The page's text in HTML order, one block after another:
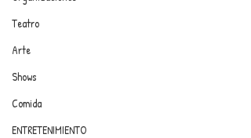
PARA MÁS INFORMACIÓN:
dinamicaseltrendytop@gmail.com
Teatro
Arte
Shows
Comida
ENTRETENIMIENTO